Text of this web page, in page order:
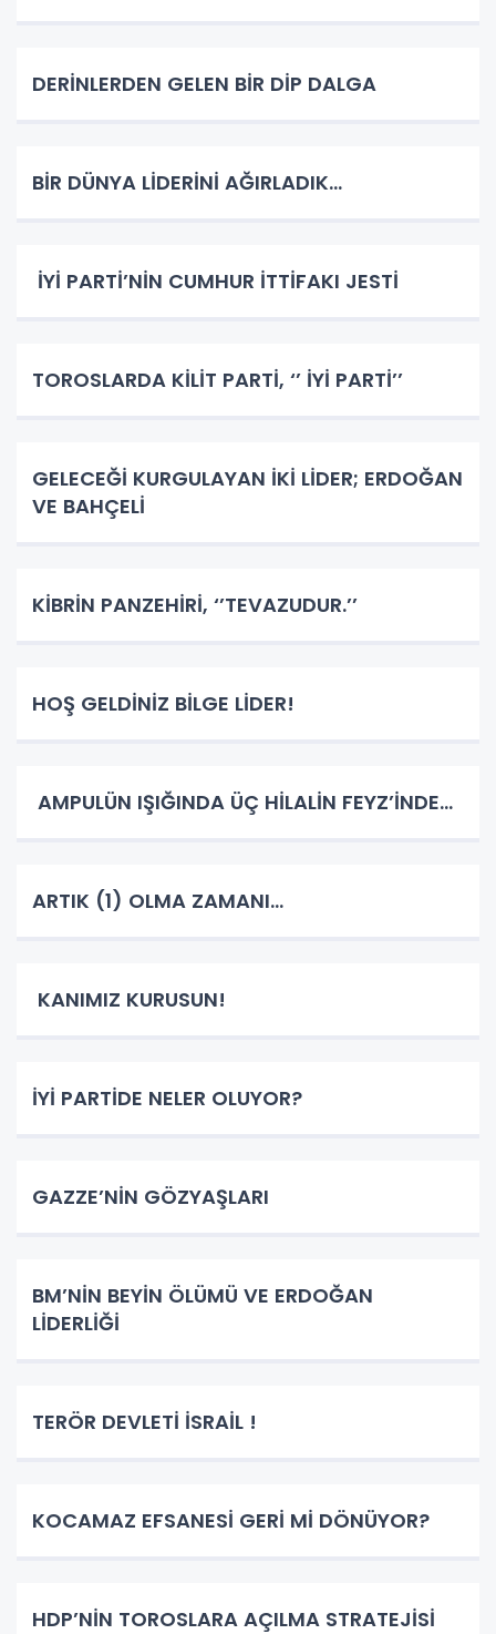
DERİNLERDEN GELEN BİR DİP DALGA
BİR DÜNYA LİDERİNİ AĞIRLADIK…
İYİ PARTİ’NİN CUMHUR İTTİFAKI JESTİ
TOROSLARDA KİLİT PARTİ, ‘’ İYİ PARTİ’’
GELECEĞİ KURGULAYAN İKİ LİDER; ERDOĞAN
VE BAHÇELİ
KİBRİN PANZEHİRİ, ‘’TEVAZUDUR.’’
HOŞ GELDİNİZ BİLGE LİDER!
AMPULÜN IŞIĞINDA ÜÇ HİLALİN FEYZ’İNDE…
ARTIK (1) OLMA ZAMANI…
KANIMIZ KURUSUN!
İYİ PARTİDE NELER OLUYOR?
GAZZE’NİN GÖZYAŞLARI
BM’NİN BEYİN ÖLÜMÜ VE ERDOĞAN
LİDERLİĞİ
TERÖR DEVLETİ İSRAİL !
KOCAMAZ EFSANESİ GERİ Mİ DÖNÜYOR?
HDP’NİN TOROSLARA AÇILMA STRATEJİSİ